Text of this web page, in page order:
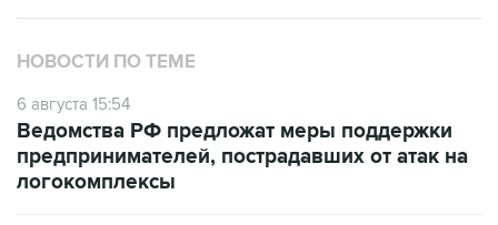
НОВОСТИ ПО ТЕМЕ
6 августа 15:54
Ведомства РФ предложат меры поддержки
предпринимателей, пострадавших от атак на
логокомплексы